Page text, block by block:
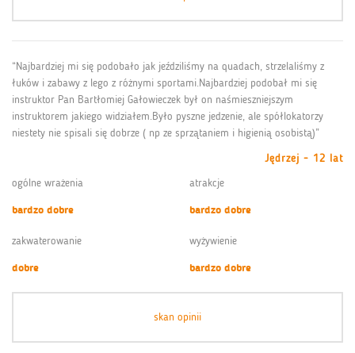
“Najbardziej mi się podobało jak jeździliśmy na quadach, strzelaliśmy z
łuków i zabawy z lego z różnymi sportami.Najbardziej podobał mi się
instruktor Pan Bartłomiej Gałowieczek był on naśmieszniejszym
instruktorem jakiego widziałem.Było pyszne jedzenie, ale spółlokatorzy
niestety nie spisali się dobrze ( np ze sprzątaniem i higienią osobistą)”
Jędrzej - 12 lat
ogólne wrażenia
bardzo dobre
atrakcje
bardzo dobre
zakwaterowanie
dobre
wyżywienie
bardzo dobre
skan opinii